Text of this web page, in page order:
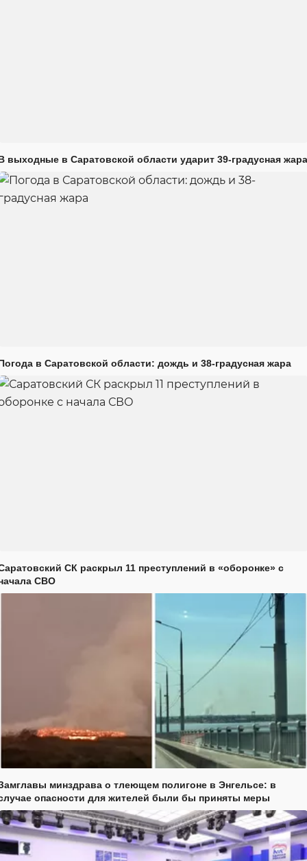
выходные в Саратовской области ударит 39-градусная жара
в Саратовской области: дождь и 38-градусная жара
СК раскрыл 11 преступлений в «оборонке» с
СВО
минздрава о тлеющем полигоне в Энгельсе: в
опасности для жителей были бы приняты меры